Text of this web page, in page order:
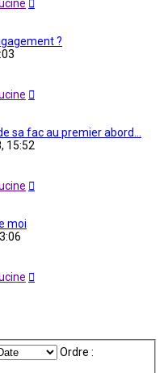
?
sa fac au premier abord...
15:52
moi
Ordre :